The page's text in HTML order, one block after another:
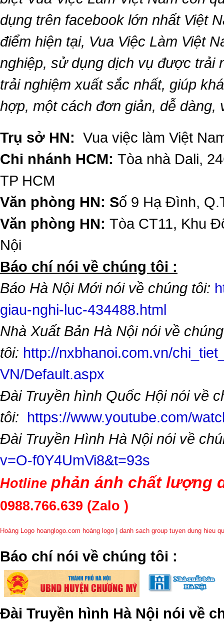
dụng trên facebook lớn nhất Việt
điểm hiện tại, Vua Việc Làm Việt
nghiệp, sử dụng dịch vụ được trải
trải nghiệm xuất sắc nhất, giúp
hợp, một cách đơn giản, dễ dàng,
Trụ sở HN: Vua việc làm Việt
Chi nhánh HCM: Tòa nhà Dali,
TP HCM
Văn phòng HN: Số 9 Hạ Đình,
Văn phòng HN: Tòa CT11, Khu
Nội
​Báo chí nói về chúng tôi :
Báo Hà Nội Mới nói về chúng tôi:
giau-nghi-luc-434488.html
Nhà Xuất Bản Hà Nội nói về chúng
tôi: http://nxbhanoi.com.vn/
VN/Default.aspx
Đài Truyền hình Quốc Hội nói về
tôi: https://www.youtube.com/
Đài Truyền Hình Hà Nội nói về
v=O-f0Y4UmVi8&t=93s
Hotline phản ánh chất lượng
0988.766.639 (Zalo )
Hoàng Logo hoanglogo.com hoàng logo danh sach group tuyen dung hieu
​Báo chí nói về chúng tôi :
Đài Truyền hình Hà Nội nói về